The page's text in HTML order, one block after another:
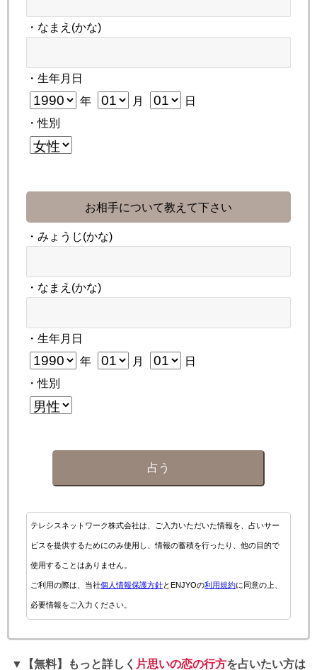
・なまえ(かな)
・生年月日
年 月
日
・性別
お相手について教えて下さい
・みょうじ(かな)
・なまえ(かな)
・生年月日
年 月
日
・性別
占う
テレシスネットワーク株式会社は、ご入力いただいた情報を、占いサー
ビスを提供するためにのみ使用し、情報の蓄積を行ったり、他の目的で
使用することはありません。
ご利用の際は、当社個人情報保護方針とENJYOの利用規約に同意の上、
必要情報をご入力ください。
▼【無料】もっと詳しく 片思いの恋の行方を占いたい方は